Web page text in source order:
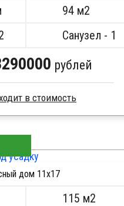
нагеля, джут
94 м2
Санузел - 1
рублей
в стоимость
мм
гвозди
нагеля, джут
108 диаметр
дом 11х17
115 м2